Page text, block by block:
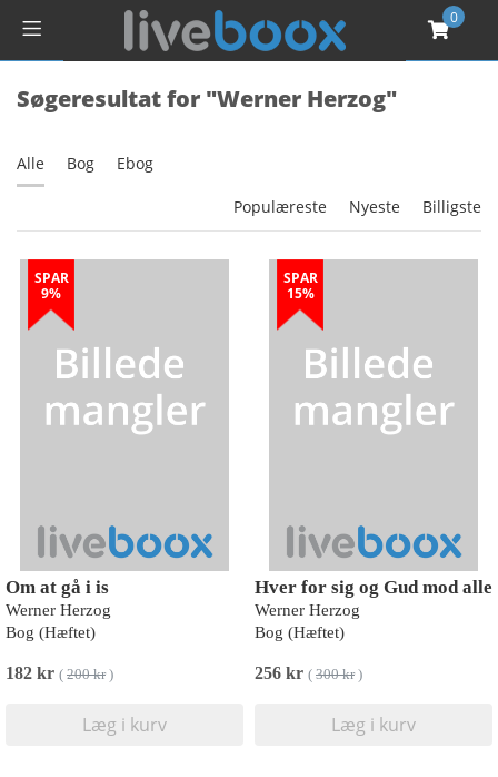
0
Søgeresultat for "Werner Herzog"
Alle Bog Ebog
Populæreste Nyeste Billigste
SPAR
9%
Om at gå i is
Werner Herzog
Bog (Hæftet)
182 kr ( 200 kr)
Læg i kurv
SPAR
15%
Hver for sig og Gud mod alle
Werner Herzog
Bog (Hæftet)
256 kr ( 300 kr)
Læg i kurv